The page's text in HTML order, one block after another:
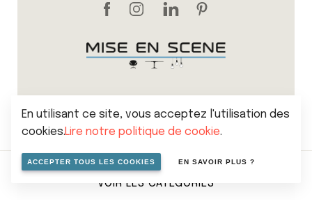
VOIR LES CATÉGORIES
Cookies
En utilisant ce site, vous acceptez l'utilisation des
cookies.Lire notre politique de cookie.
ACCEPTER TOUS LES COOKIES EN SAVOIR PLUS ?